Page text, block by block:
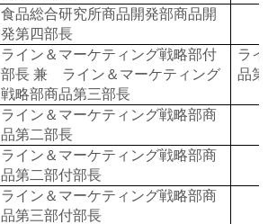
食品総合研究所商品開発部商品開
発第四部長
ライン＆マーケティング戦略部付
部長 兼 ライン＆マーケティング
戦略部商品第三部長
ライ
品第
ライン＆マーケティング戦略部商
品第二部長
ライン＆マーケティング戦略部商
品第二部付部長
ライン＆マーケティング戦略部商
品第三部付部長